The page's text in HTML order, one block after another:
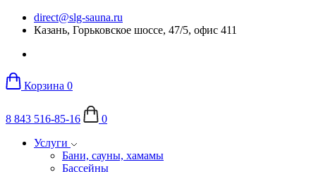
direct@slg-sauna.ru
Казань, Горьковское шоссе, 47/5, офис 411
Корзина 0
8 843 516-85-16
0
Услуги
Бани, сауны, хамамы
Бассейны